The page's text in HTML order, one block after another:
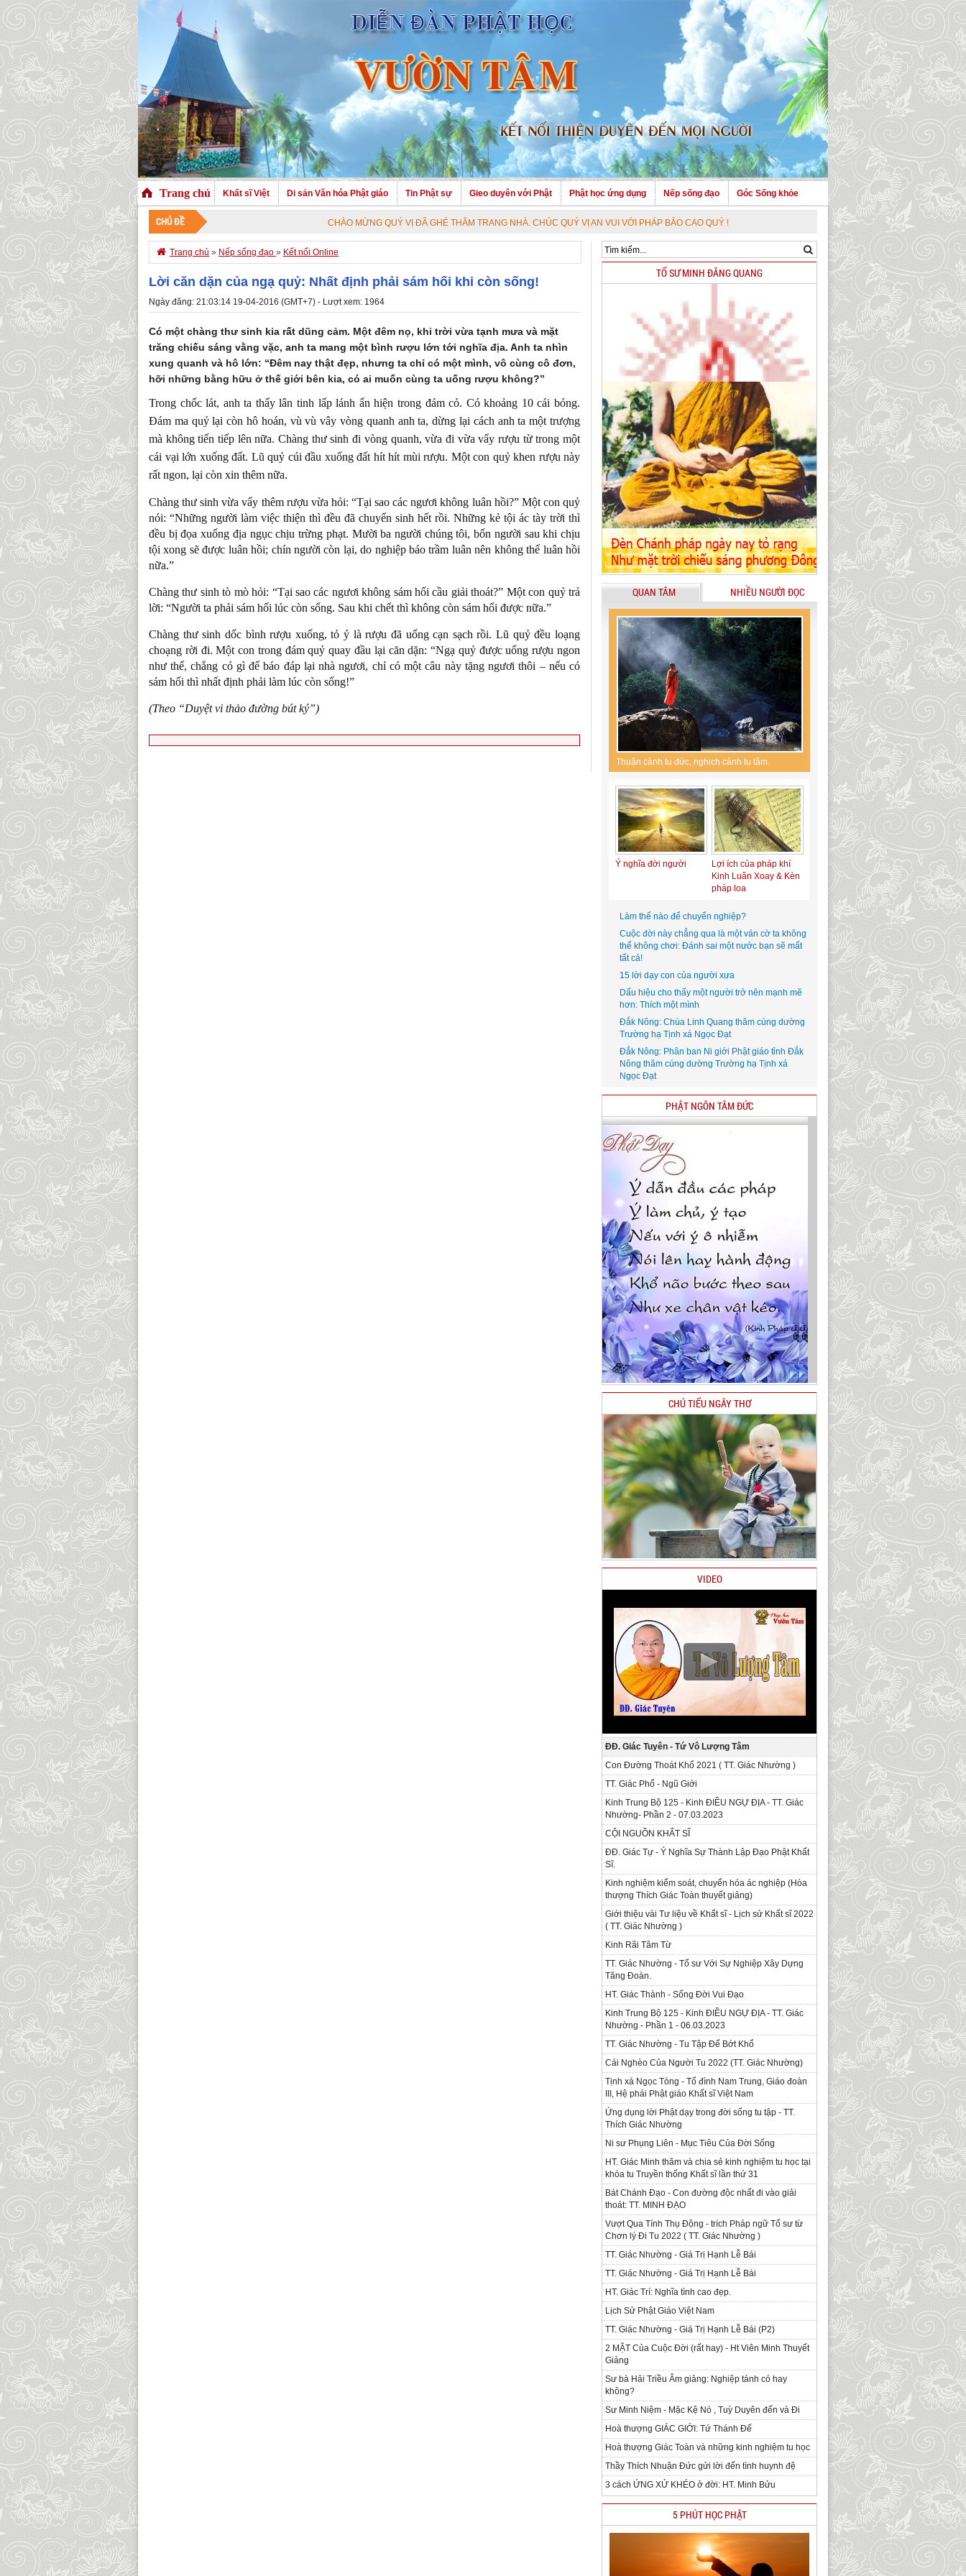
Trang chủ Khất sĩ Việt Di sản Văn hóa Phật giáo Tin Phật sự Gieo duyên với Phật Phật học ứng dụng Nếp sống đạo Góc Sống khỏe
CHỦ ĐỀ CHÀO MỪNG QUÝ VỊ ĐÃ GHÉ THĂM TRANG NHÀ. CHÚC QUÝ VỊ AN VUI VỚI PHÁP BẢO CAO QUÝ !
 Trang chủ » Nếp sống đạo » Kết nối Online
Lời căn dặn của ngạ quỷ: Nhất định phải sám hối khi còn sống!
Ngày đăng: 21:03:14 19-04-2016 (GMT+7) - Lượt xem: 1964
Có một chàng thư sinh kia rất dũng cảm. Một đêm nọ, khi trời vừa tạnh mưa và mặt
trăng chiếu sáng vằng vặc, anh ta mang một bình rượu lớn tới nghĩa địa. Anh ta nhìn
xung quanh và hô lớn: “Đêm nay thật đẹp, nhưng ta chỉ có một mình, vô cùng cô đơn,
hỡi những bằng hữu ở thế giới bên kia, có ai muốn cùng ta uống rượu không?”
Trong chốc lát, anh ta thấy lân tinh lấp lánh ẩn hiện trong đám cỏ. Có khoảng 10 cái bóng.
Đám ma quỷ lại còn hô hoán, vù vù vây vòng quanh anh ta, dừng lại cách anh ta một trượng
mà không tiến tiếp lên nữa. Chàng thư sinh đi vòng quanh, vừa đi vừa vẩy rượu từ trong một
cái vại lớn xuống đất. Lũ quỷ cúi đầu xuống đất hít hít mùi rượu. Một con quỷ khen rượu này
rất ngon, lại còn xin thêm nữa.
Chàng thư sinh vừa vẩy thêm rượu vừa hỏi: “Tại sao các ngươi không luân hồi?” Một con quỷ
nói: “Những người làm việc thiện thì đều đã chuyển sinh hết rồi. Những kẻ tội ác tày trời thì
đều bị đọa xuống địa ngục chịu trừng phạt. Mười ba người chúng tôi, bốn người sau khi chịu
tội xong sẽ được luân hồi; chín người còn lại, do nghiệp báo trầm luân nên không thể luân hồi
nữa.”
Chàng thư sinh tò mò hỏi: “Tại sao các ngươi không sám hối cầu giải thoát?” Một con quỷ trả
lời: “Người ta phải sám hối lúc còn sống. Sau khi chết thì không còn sám hối được nữa.”
Chàng thư sinh dốc bình rượu xuống, tỏ ý là rượu đã uống cạn sạch rồi. Lũ quỷ đều loạng
choạng rời đi. Một con trong đám quỷ quay đầu lại căn dặn: “Ngạ quỷ được uống rượu ngon
như thế, chẳng có gì để báo đáp lại nhà ngươi, chỉ có một câu này tặng ngươi thôi – nếu có
sám hối thì nhất định phải làm lúc còn sống!”
(Theo “Duyệt vi thảo đường bút ký”)
TỔ SƯ MINH ĐĂNG QUANG
QUAN TÂM NHIỀU NGƯỜI ĐỌC
Thuận cảnh tu đức, nghịch cảnh tu tâm.
Ý nghĩa đời người
Lợi ích của pháp khí
Kinh Luân Xoay & Kèn
pháp loa
Làm thế nào để chuyển nghiệp?
Cuộc đời này chẳng qua là một ván cờ ta không
thể không chơi: Đánh sai một nước bạn sẽ mất
tất cả!
15 lời dạy con của người xưa
Dấu hiệu cho thấy một người trở nên mạnh mẽ
hơn: Thích một mình
Đắk Nông: Chùa Linh Quang thăm cúng dường
Trường hạ Tịnh xá Ngọc Đạt
Đắk Nông: Phân ban Ni giới Phật giáo tỉnh Đắk
Nông thăm cúng dường Trường hạ Tịnh xá
Ngọc Đạt
PHẬT NGÔN TÂM ĐỨC
CHÚ TIỂU NGÂY THƠ
VIDEO
ĐĐ. Giác Tuyên - Tứ Vô Lượng Tâm
Con Đường Thoát Khổ 2021 ( TT. Giác Nhường )
TT. Giác Phổ - Ngũ Giới
Kinh Trung Bộ 125 - Kinh ÐIỀU NGỰ ĐỊA - TT. Giác
Nhường- Phần 2 - 07.03.2023
CỘI NGUỒN KHẤT SĨ
ĐĐ. Giác Tự - Ý Nghĩa Sự Thành Lập Đạo Phật Khất
Sĩ.
Kinh nghiệm kiểm soát, chuyển hóa ác nghiệp (Hòa
thượng Thích Giác Toàn thuyết giảng)
Giới thiệu vài Tư liệu về Khất sĩ - Lịch sử Khất sĩ 2022
( TT. Giác Nhường )
Kinh Rãi Tâm Từ
TT. Giác Nhường - Tổ sư Với Sự Nghiệp Xây Dựng
Tăng Đoàn.
HT. Giác Thành - Sống Đời Vui Đạo
Kinh Trung Bộ 125 - Kinh ÐIỀU NGỰ ĐỊA - TT. Giác
Nhường - Phần 1 - 06.03.2023
TT. Giác Nhường - Tu Tập Để Bớt Khổ
Cái Nghèo Của Người Tu 2022 (TT. Giác Nhường)
Tịnh xá Ngọc Tòng - Tổ đình Nam Trung, Giáo đoàn
III, Hệ phái Phật giáo Khất sĩ Việt Nam
Ứng dụng lời Phật dạy trong đời sống tu tập - TT.
Thích Giác Nhường
Ni sư Phụng Liên - Mục Tiêu Của Đời Sống
HT. Giác Minh thăm và chia sẻ kinh nghiệm tu học tại
khóa tu Truyền thống Khất sĩ lần thứ 31
Bát Chánh Đạo - Con đường độc nhất đi vào giải
thoát: TT. MINH ĐẠO
Vượt Qua Tính Thụ Động - trích Pháp ngữ Tổ sư từ
Chơn lý Đi Tu 2022 ( TT. Giác Nhường )
TT. Giác Nhường - Giá Trị Hạnh Lễ Bái
TT. Giác Nhường - Giá Trị Hạnh Lễ Bái
HT. Giác Trí: Nghĩa tình cao đẹp.
Lịch Sử Phật Giáo Việt Nam
TT. Giác Nhường - Giá Trị Hạnh Lễ Bái (P2)
2 MẶT Của Cuộc Đời (rất hay) - Ht Viên Minh Thuyết
Giảng
Sư bà Hải Triều Âm giảng: Nghiệp tánh có hay
không?
Sư Minh Niệm - Mặc Kệ Nó , Tuỳ Duyên đến và Đi
Hoà thượng GIÁC GIỚI: Tứ Thánh Đế
Hoà thượng Giác Toàn và những kinh nghiệm tu học
Thầy Thích Nhuận Đức gửi lời đến tình huynh đệ
3 cách ỨNG XỬ KHÉO ở đời: HT. Minh Bửu
5 PHÚT HỌC PHẬT